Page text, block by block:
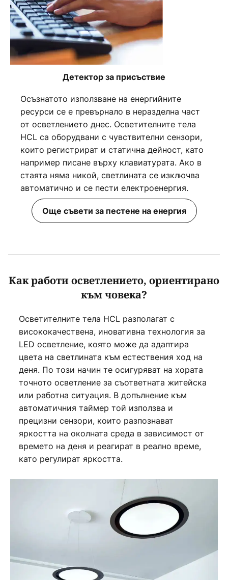
Детектор за присъствие
Осъзнатото използване на енергийните
ресурси се е превърнало в неразделна част
от осветлението днес. Осветителните тела
HCL са оборудвани с чувствителни сензори,
които регистрират и статична дейност, като
например писане върху клавиатурата. Ако в
стаята няма никой, светлината се изключва
автоматично и се пести електроенергия.
Още съвети за пестене на енергия
Как работи осветлението, ориентирано
към човека?
Осветителните тела HCL разполагат с
висококачествена, иновативна технология за
LED осветление, която може да адаптира
цвета на светлината към естествения ход на
деня. По този начин те осигуряват на хората
точното осветление за съответната житейска
или работна ситуация. В допълнение към
автоматичния таймер той използва и
прецизни сензори, които разпознават
яркостта на околната среда в зависимост от
времето на деня и реагират в реално време,
като регулират яркостта.